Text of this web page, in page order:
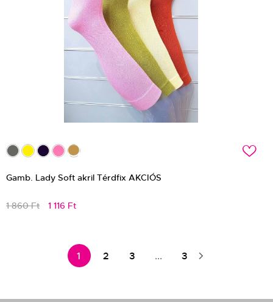
c
Gamb. Lady Soft akril Térdfix AKCIÓS
1 860 Ft 1 116 Ft
1 2 3 ... 3